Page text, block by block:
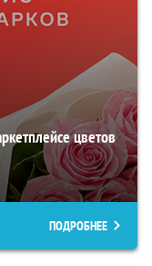
цветов
ПОДРОБНЕЕ